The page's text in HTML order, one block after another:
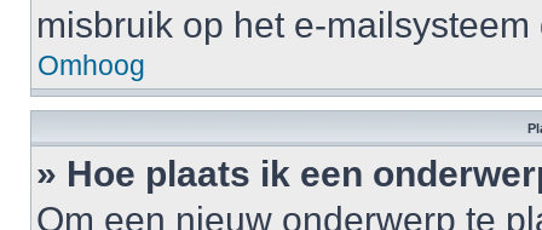
misbruik op het e-
Omhoog
» Hoe plaats ik een
Om een nieuw onderwerp te